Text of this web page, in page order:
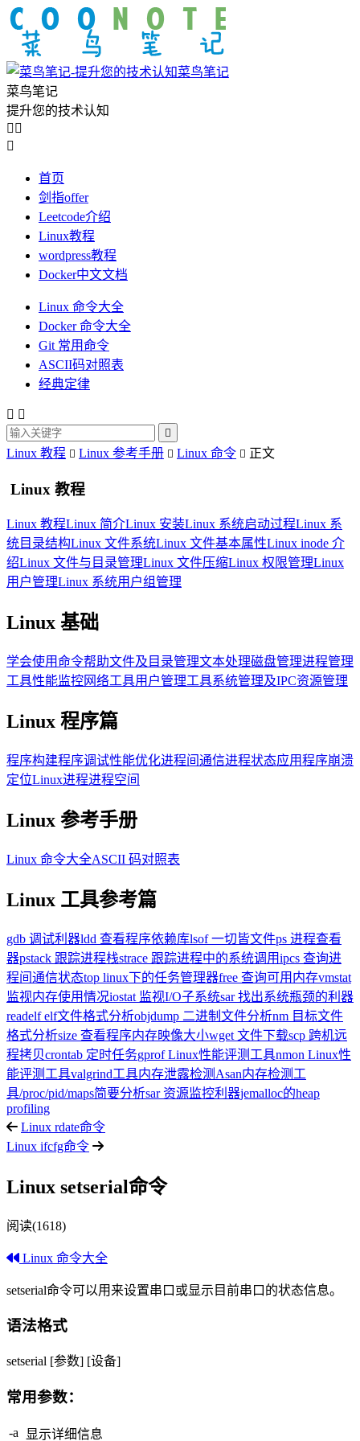
菜鸟笔记
菜鸟笔记
提升您的技术认知
 

首页
剑指offer
Leetcode介绍
Linux教程
wordpress教程
Docker中文文档
Linux 命令大全
Docker 命令大全
Git 常用命令
ASCII码对照表
经典定律
 

Linux 教程  Linux 参考手册  Linux 命令  正文
Linux 教程
Linux 教程Linux 简介Linux 安装Linux 系统启动过程Linux 系
统目录结构Linux 文件系统Linux 文件基本属性Linux inode 介
绍Linux 文件与目录管理Linux 文件压缩Linux 权限管理Linux
用户管理Linux 系统用户组管理
Linux 基础
学会使用命令帮助文件及目录管理文本处理磁盘管理进程管理
工具性能监控网络工具用户管理工具系统管理及IPC资源管理
Linux 程序篇
程序构建程序调试性能优化进程间通信进程状态应用程序崩溃
定位Linux进程进程空间
Linux 参考手册
Linux 命令大全ASCII 码对照表
Linux 工具参考篇
gdb 调试利器ldd 查看程序依赖库lsof 一切皆文件ps 进程查看
器pstack 跟踪进程栈strace 跟踪进程中的系统调用ipcs 查询进
程间通信状态top linux下的任务管理器free 查询可用内存vmstat
监视内存使用情况iostat 监视I/O子系统sar 找出系统瓶颈的利器
readelf elf文件格式分析objdump 二进制文件分析nm 目标文件
格式分析size 查看程序内存映像大小wget 文件下载scp 跨机远
程拷贝crontab 定时任务gprof Linux性能评测工具nmon Linux性
能评测工具valgrind工具内存泄露检测 Asan内存检测工
具/proc/pid/maps简要分析sar 资源监控利器jemalloc的heap
profiling
Linux rdate命令
Linux ifcfg命令
Linux setserial命令
阅读(1618)
Linux 命令大全
setserial命令可以用来设置串口或显示目前串口的状态信息。
语法格式
setserial [参数] [设备]
常用参数：
-a 显示详细信息